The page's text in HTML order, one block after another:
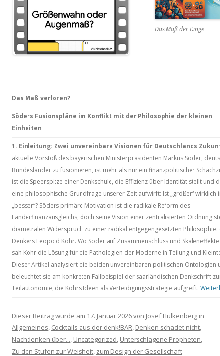
Das Maß der Dinge
Das Maß verloren?
Söders Fusionspläne im Konflikt mit der Philosophie der kleinen
Einheiten
1. Einleitung: Zwei unvereinbare Visionen für Deutschlands
aktuelle Vorstoß des bayerischen Ministerpräsidenten Markus Söder,
Bundesländer zu fusionieren, ist mehr als nur ein finanzpolitischer
ist die Speerspitze einer Denkschule, die Effizienz über Identität stellt und
eine philosophische Grundfrage unserer Zeit aufwirft: Ist „größer“ wirklich
„besser“? Söders primäre Motivation ist die radikale Reform des
Länderfinanzausgleichs, doch seine Vision einer zentralisierten Ordnung
diametralen Widerspruch zu einer radikal entgegengesetzten Philosophie:
Denkers Leopold Kohr. Wo Söder auf Zusammenschluss und
sah Kohr die Lösung für die Pathologien der Moderne in Teilung und
Dieser Artikel analysiert die beiden unvereinbaren politischen Ontologien
beleuchtet sie am konkreten Fallbeispiel der saarländischen Denkschrift
Teilautonomie, die Kohrs Ideen als Verteidigungsstrategie aufgreift.
Dieser Beitrag wurde am 17. Januar 2026von Josef Hülkenberg in
Allgemeines, Cocktails aus der denk!BAR, Denken schadet nicht,
Nachdenken über..., Uncategorized, Unterschlagene Propheten,
Zu den Stufen zur Weisheit, zum Design der Gesellschaft